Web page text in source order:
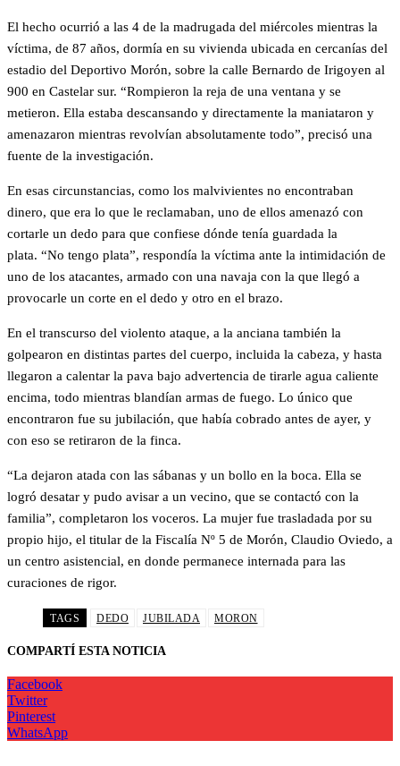
El hecho ocurrió a las 4 de la madrugada del miércoles mientras la
víctima, de 87 años, dormía en su vivienda ubicada en cercanías del
estadio del Deportivo Morón, sobre la calle Bernardo de Irigoyen al
900 en Castelar sur. “Rompieron la reja de una ventana y se
metieron. Ella estaba descansando y directamente la maniataron y
amenazaron mientras revolvían absolutamente todo”, precisó una
fuente de la investigación.
En esas circunstancias, como los malvivientes no encontraban
dinero, que era lo que le reclamaban, uno de ellos amenazó con
cortarle un dedo para que confiese dónde tenía guardada la
plata. “No tengo plata”, respondía la víctima ante la intimidación de
uno de los atacantes, armado con una navaja con la que llegó a
provocarle un corte en el dedo y otro en el brazo.
En el transcurso del violento ataque, a la anciana también la
golpearon en distintas partes del cuerpo, incluida la cabeza, y hasta
llegaron a calentar la pava bajo advertencia de tirarle agua caliente
encima, todo mientras blandían armas de fuego. Lo único que
encontraron fue su jubilación, que había cobrado antes de ayer, y
con eso se retiraron de la finca.
“La dejaron atada con las sábanas y un bollo en la boca. Ella se
logró desatar y pudo avisar a un vecino, que se contactó con la
familia”, completaron los voceros. La mujer fue trasladada por su
propio hijo, el titular de la Fiscalía Nº 5 de Morón, Claudio Oviedo, a
un centro asistencial, en donde permanece internada para las
curaciones de rigor.
TAGS DEDO JUBILADA MORON
COMPARTÍ ESTA NOTICIA
Facebook
Twitter
Pinterest
WhatsApp